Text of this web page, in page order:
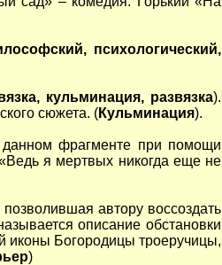
психологический,
кульминация, развязка).
сюжета. (Кульминация).
данном фрагменте при помощи
я мертвых никогда еще не
автору воссоздать
описание обстановки
иконы Богородицы троеручицы,
)